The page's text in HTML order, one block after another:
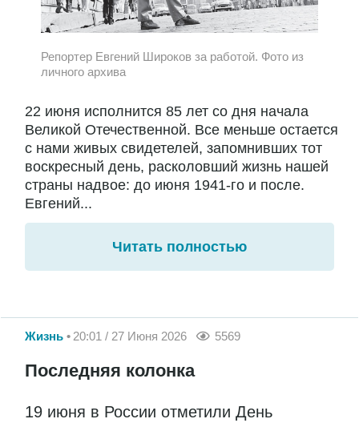
Репортер Евгений Широков за работой. Фото из
личного архива
22 июня исполнится 85 лет со дня начала
Великой Отечественной. Все меньше остается
с нами живых свидетелей, запомнивших тот
воскресный день, расколовший жизнь нашей
страны надвое: до июня 1941-го и после.
Евгений...
Читать полностью
Жизнь 20:01 / 27 Июня 2026 5569
Последняя колонка
19 июня в России отметили День